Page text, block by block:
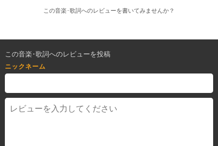
この音楽･歌詞へのレビューを書いてみませんか？
この音楽･歌詞へのレビューを投稿
ニックネーム